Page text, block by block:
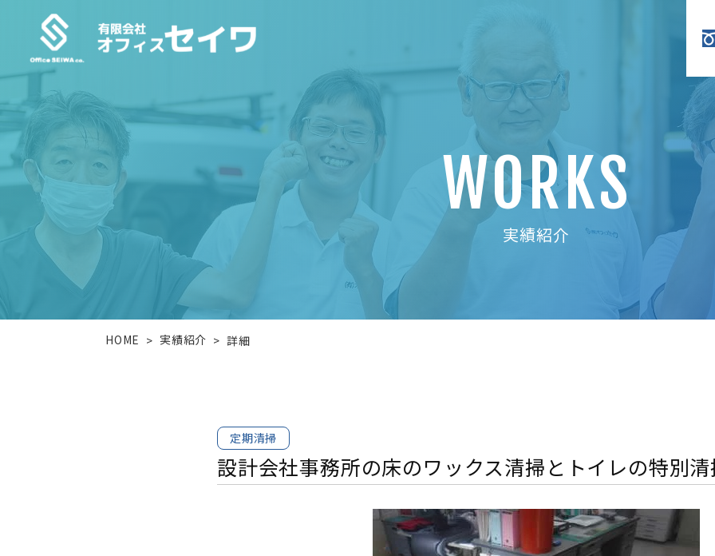
WORKS
実績紹介
HOME > 実績紹介 > 詳細
定期清掃
設計会社事務所の床のワックス清掃とトイレの特別